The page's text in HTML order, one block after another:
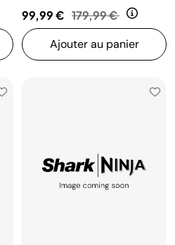
99,99 € Prix réduit de
179,99 € au
Ajouter au panier